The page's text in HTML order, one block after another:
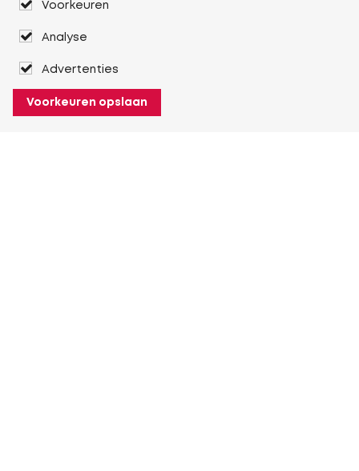
Voorkeuren
Analyse
Advertenties
Voorkeuren opslaan